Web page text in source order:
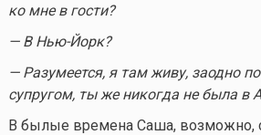
ко мне в гости?
— В Нью-Йорк?
— Разумеется, я там живу, заодно
супругом, ты же никогда не была в
В былые времена Саша, возможно,